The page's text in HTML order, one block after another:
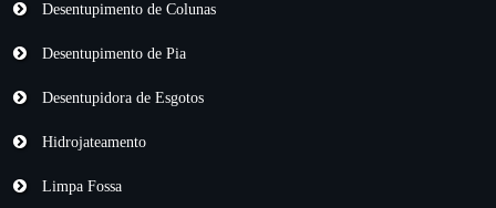
Desentupimento de Colunas
Desentupimento de Pia
Desentupidora de Esgotos
Hidrojateamento
Limpa Fossa